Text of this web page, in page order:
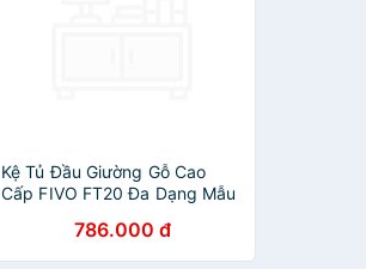
Kệ Tủ Đầu Giường Gỗ Cao
Cấp FIVO FT20 Đa Dạng Mẫu
Sang Trọng, Thiết Kế Hộc Tủ
Tiện Lợi
786.000 đ